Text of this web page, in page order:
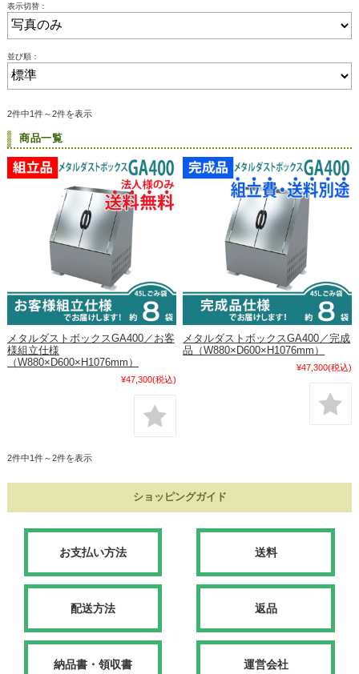
表示切替：
並び順：
2件中1件～2件を表示
商品一覧
メタルダストボックスGA400／お客
様組立仕様
（W880×D600×H1076mm）
¥47,300(税込)
メタルダストボックスGA400／完成
品（W880×D600×H1076mm）
¥47,300(税込)
2件中1件～2件を表示
ショッピングガイド
お支払い方法 送料
配送方法 返品
納品書・領収書 運営会社